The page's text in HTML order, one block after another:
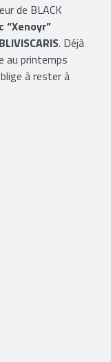
de BLACK
“Xenoyr”
. Déjà
au printemps
à rester à